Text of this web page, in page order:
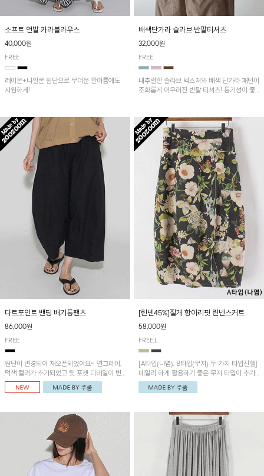
소프트 언발 카라블라우스
40,000원
FREE
레이온+나일론 원단으로 무더운 한여름에도
시원하게!
배색단가라 슬라브 반팔티셔츠
32,000원
FREE
내추럴한 슬라브 텍스처와 배색 단가라 패턴이
조화롭게 어우러진 반팔 티셔츠! 통기성이 좋
다트포인트 밴딩 배기통팬츠
86,000원
FREE
원단이 변경되어 재오픈되었어요~ 연그레이,
먹색 컬러가 추가되었고 뒷 포켓 디테일이 변
경되었습니다~가볍고 시원하게 착용되는 배
기통팬츠! 허리밴딩과 여유로운 통으로 편안해
[린넨45%]절개 항아리핏 린넨스커트
58,000원
FREE,L
[A타입(나염), B타입(무지) 두 가지 타입진행]
데일리 하게 활용하기 좋은 무지 타입이 추가
되었어요~ 볼륨감 있는 항아리핏 실루엣이 유
니크하며 포켓디테일이 POINT!